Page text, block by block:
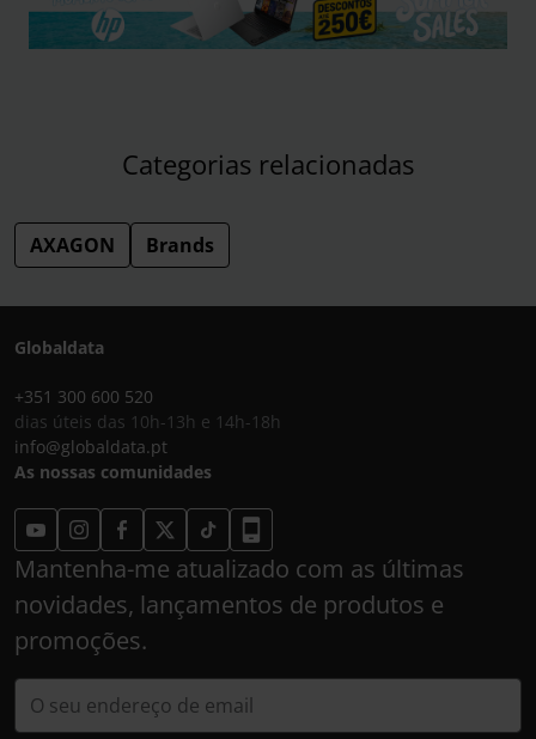
Categorias relacionadas
AXAGON Brands
Globaldata
+351 300 600 520
dias úteis das 10h-13h e 14h-18h
info@globaldata.pt
As nossas comunidades
Mantenha-me atualizado com as últimas
novidades, lançamentos de produtos e
promoções.